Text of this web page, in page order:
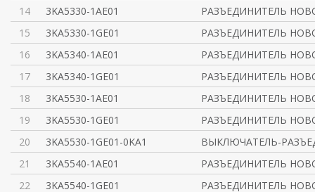
14
3KA5330-1AE01
РАЗЪЕДИНИТЕЛЬ
15
3KA5330-1GE01
РАЗЪЕДИНИТЕЛЬ
16
3KA5340-1AE01
РАЗЪЕДИНИТЕЛЬ
17
3KA5340-1GE01
РАЗЪЕДИНИТЕЛЬ
18
3KA5530-1AE01
РАЗЪЕДИНИТЕЛЬ
19
3KA5530-1GE01
РАЗЪЕДИНИТЕЛЬ
20
3KA5530-1GE01-0KA1
ВЫКЛЮЧАТЕЛЬ-
21
3KA5540-1AE01
РАЗЪЕДИНИТЕЛЬ
22
3KA5540-1GE01
РАЗЪЕДИНИТЕЛЬ